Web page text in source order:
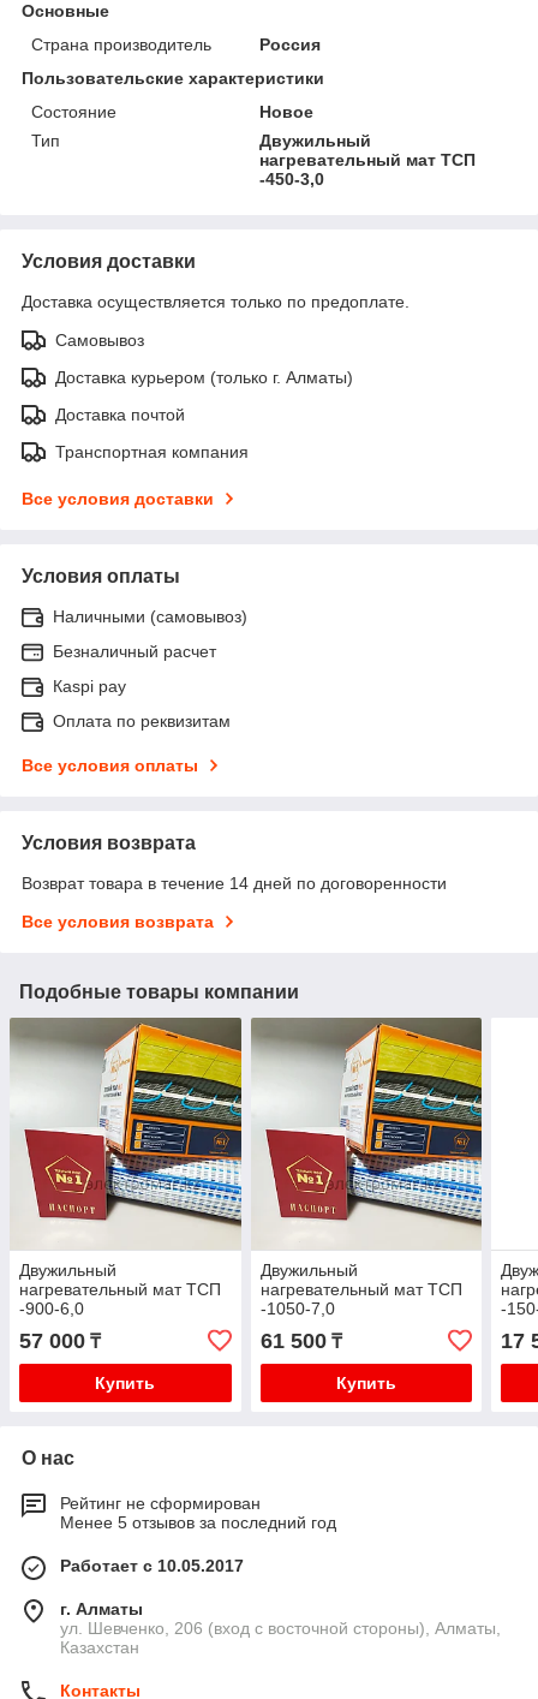
Основные
Страна производитель
Россия
Пользовательские характеристики
Состояние
Новое
Тип
Двужильный
нагревательный мат ТСП
-450-3,0
Условия доставки
Доставка осуществляется только по предоплате.
Самовывоз
Доставка курьером (только г. Алматы)
Доставка почтой
Транспортная компания
Все условия доставки
Условия оплаты
Наличными (самовывоз)
Безналичный расчет
Каspi pay
Оплата по реквизитам
Все условия оплаты
Условия возврата
Возврат товара в течение 14 дней по договоренности
Все условия возврата
Подобные товары компании
Двужильный
нагревательный мат ТСП
-900-6,0
57 000 ₸
Купить
Двужильный
нагревательный мат ТСП
-1050-7,0
61 500₸
Купить
-
17
О нас
Рейтинг не сформирован
Менее 5 отзывов за последний год
Работает с 10.05.2017
г. Алматы
ул. Шевченко, 206 (вход с восточной стороны), Алматы,
Казахстан
Контакты